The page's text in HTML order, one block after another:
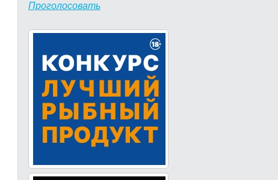
Проголосовать